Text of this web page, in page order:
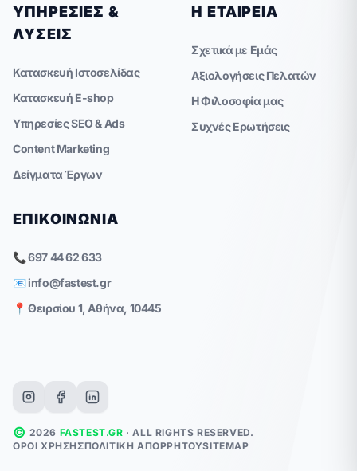
ΥΠΗΡΕΣΊΕΣ &
ΛΎΣΕΙΣ
Κατασκευή Ιστοσελίδας
Κατασκευή E-shop
Υπηρεσίες SEO & Ads
Content Marketing
Δείγματα Έργων
Η ΕΤΑΙΡΕΊΑ
Σχετικά με Εμάς
Αξιολογήσεις Πελατών
Η Φιλοσοφία μας
Συχνές Ερωτήσεις
ΕΠΙΚΟΙΝΩΝΊΑ
📞 697 44 62 633
📧info@fastest.gr
📍 Θειρσίου 1, Αθήνα, 10445
© 2026 FASTEST.GR · ALL RIGHTS RESERVED.
ΌΡΟΙ ΧΡΉΣΗΣΠΟΛΙΤΙΚΉ ΑΠΟΡΡΉΤΟΥSITEMAP